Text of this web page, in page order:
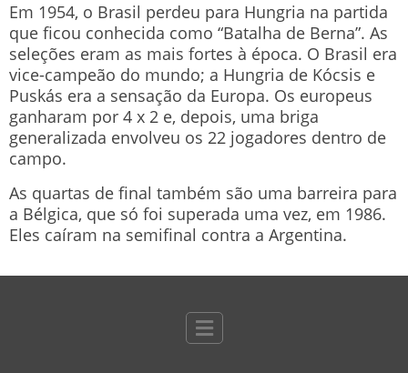
Em 1954, o Brasil perdeu para Hungria na partida
que ficou conhecida como “Batalha de Berna”. As
seleções eram as mais fortes à época. O Brasil era
vice-campeão do mundo; a Hungria de Kócsis e
Puskás era a sensação da Europa. Os europeus
ganharam por 4 x 2 e, depois, uma briga
generalizada envolveu os 22 jogadores dentro de
campo.
As quartas de final também são uma barreira para
a Bélgica, que só foi superada uma vez, em 1986.
Eles caíram na semifinal contra a Argentina.